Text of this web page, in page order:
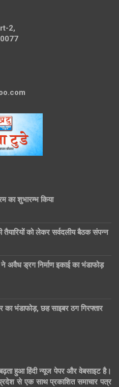
2,
का शुभारम्भ किया
को लेकर सर्वदलीय बैठक संपन्न
अवैध ड्रग निर्माण इकाई का भंडाफोड़
का भंडाफोड़, छह साइबर ठग गिरफ्तार
हुआ हिंदी न्यूज पेपर और वेबसाइट है।
से एक साथ प्रकाशित समाचार पत्र